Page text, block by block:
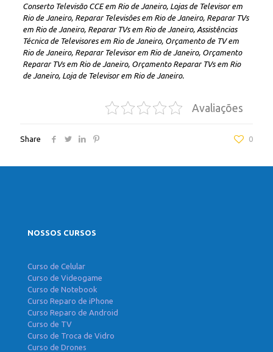
Conserto Televisão CCE em Rio de Janeiro, Lojas de Televisor em
Rio de Janeiro, Reparar Televisôes em Rio de Janeiro, Reparar TVs
em Rio de Janeiro, Reparar TVs em Rio de Janeiro, Assistências
Técnica de Televisores em Rio de Janeiro, Orçamento de TV em
Rio de Janeiro, Reparar Televisor em Rio de Janeiro, Orçamento
Reparar TVs em Rio de Janeiro, Orçamento Reparar TVs em Rio
de Janeiro, Loja de Televisor em Rio de Janeiro.
Avaliações
Share 0
NOSSOS CURSOS
Curso de Celular
Curso de Videogame
Curso de Notebook
Curso Reparo de iPhone
Curso Reparo de Android
Curso de TV
Curso de Troca de Vidro
Curso de Drones